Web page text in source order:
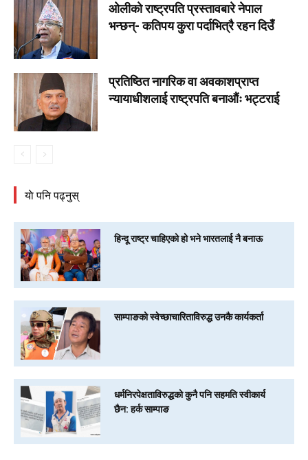
ओलीकाे राष्ट्रपति प्रस्तावबारे नेपाल
भन्छन्- कतिपय कुरा पर्दाभित्रै रहन दिउँ
प्रतिष्ठित नागरिक वा अवकाशप्राप्त
न्यायाधीशलाई राष्ट्रपति बनाऔंः भट्टराई
याे पनि पढ्नुस्
हिन्दू राष्ट्र चाहिएको हो भने भारतलाई नै बनाऊ
साम्पाङको स्वेच्छाचारिताविरुद्ध उनकै कार्यकर्ता
धर्मनिरपेक्षताविरुद्धको कुनै पनि सहमति स्वीकार्य
छैन: हर्क साम्पाङ